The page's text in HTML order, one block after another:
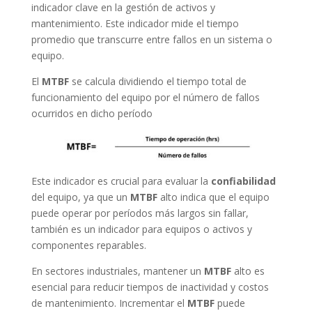
indicador clave en la gestión de activos y
mantenimiento. Este indicador mide el tiempo
promedio que transcurre entre fallos en un sistema o
equipo.
El MTBFse calcula dividiendo el tiempo total de
funcionamiento del equipo por el número de fallos
ocurridos en dicho período
Este indicador es crucial para evaluar la confiabilidad
del equipo, ya que un MTBFalto indica que el equipo
puede operar por períodos más largos sin fallar,
también es un indicador para equipos o activos y
componentes reparables.
En sectores industriales, mantener un MTBFalto es
esencial para reducir tiempos de inactividad y costos
de mantenimiento. Incrementar el MTBFpuede